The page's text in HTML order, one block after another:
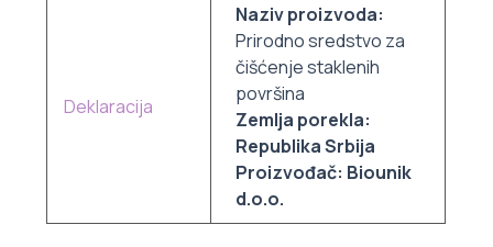
Deklaracija
Naziv proizvoda:
Prirodno sredstvo za
čišćenje staklenih
površina
Zemlja porekla:
Republika Srbija
Proizvođač: Biounik
d.o.o.